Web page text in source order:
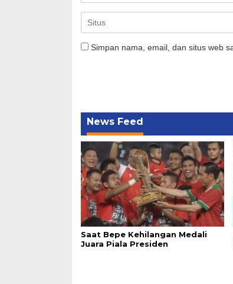
Simpan nama, email, dan situs web
News Feed
Saat Bepe Kehilangan Medali
Juara Piala Presiden